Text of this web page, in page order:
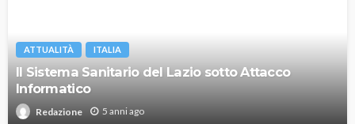
ATTUALITÀ ITALIA
Il Sistema Sanitario del Lazio sotto Attacco
Informatico
Redazione 5 anni ago